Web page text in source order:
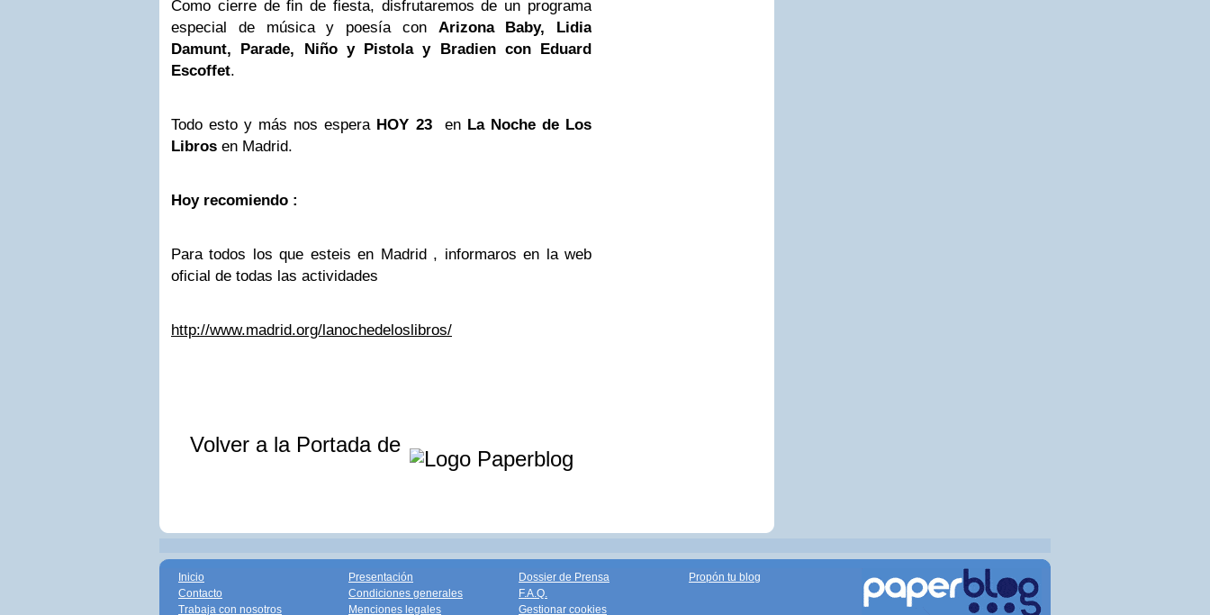
Como cierre de fin de fiesta, disfrutaremos de un programa
especial de música y poesía con Arizona Baby, Lidia
Damunt, Parade, Niño y Pistola y Bradien con Eduard
Escoffet.
Todo esto y más nos espera HOY 23en La Noche de Los
Libros en Madrid.
Hoy recomiendo :
Para todos los que esteis en Madrid , informaros en la web
oficial de todas las actividades
http://www.madrid.org/lanochedeloslibros/
Volver a la Portada de
Inicio
Contacto
Trabaja con nosotros
Presentación
Condiciones generales
Menciones legales
Dossier de Prensa
F.A.Q.
Gestionar cookies
Propón tu blog